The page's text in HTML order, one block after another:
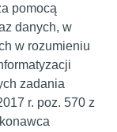
pomocą
danych, w
w rozumieniu
zadania
r. poz. 570 z